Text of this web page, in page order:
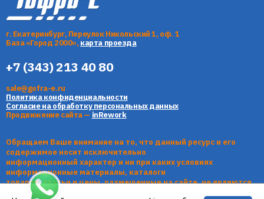
г. Екатеринбург, Переулок Никольский 1, оф. 1
База «Город 2000», карта проезда
+7 (343) 213 40 80
sale@gofra-e.ru
Политика конфиденциальности
Согласие на обработку персональных данных
Продвижение сайта — inRework
Обращаем Ваше внимание на то, что данный ресурс и его
содержимое носит исключительно
информационный характер и ни при каких условиях
информационные материалы, каталоги
товаров, статьи и цены, размещенные на сайте, не являются
публичной офертой, определяемой